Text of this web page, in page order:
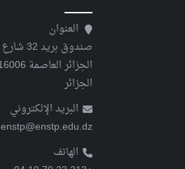
العنوان
صندوق بريد 32 شارع سيدي قاريدي, القبة
الجزائر العاصمة 16006,
الجزائر
البريد الإلكتروني
enstp@enstp.edu.dz
الهاتف